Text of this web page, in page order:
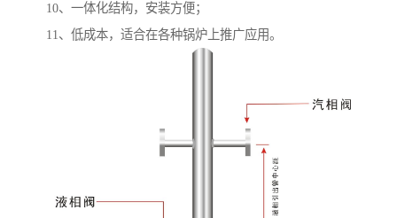
10、一体化结构，安装方便；
11、低成本，适合在各种锅炉上推广应用。